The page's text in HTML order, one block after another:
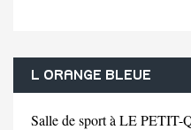
L ORANGE BLEUE
Salle de sport à LE